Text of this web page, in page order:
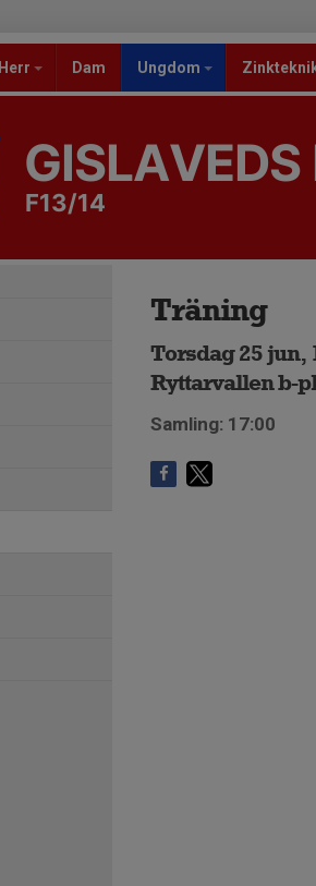
Herr Dam Ungdom
GISLAVEDS
F13/14
Träning
Torsdag 25 jun,
Ryttarvallen b-
Samling: 17:00